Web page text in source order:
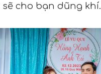
cho bạn dũng khí.